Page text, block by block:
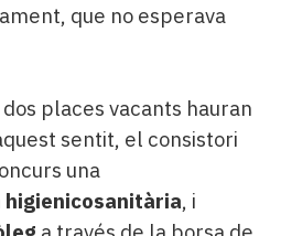
que no esperava
places vacants hauran
sentit, el consistori
una
, i